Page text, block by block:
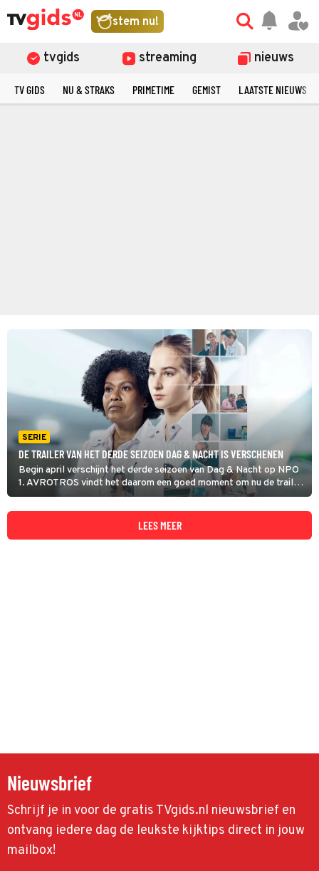
stem nu!
tvgids streaming nieuws
TV GIDS NU & STRAKS PRIMETIME GEMIST LAATSTE NIEUWS
SERIE
DE TRAILER VAN HET DERDE SEIZOEN DAG & NACHT IS VERSCHENEN
Begin april verschijnt het derde seizoen van Dag & Nacht op NPO
1. AVROTROS vindt het daarom een goed moment om nu de trailer
te delen.
LEES MEER
Nieuwsbrief
Schrijf je in voor de gratis TVgids.nl nieuwsbrief en
ontvang iedere dag de leukste kijktips direct in jouw
mailbox!